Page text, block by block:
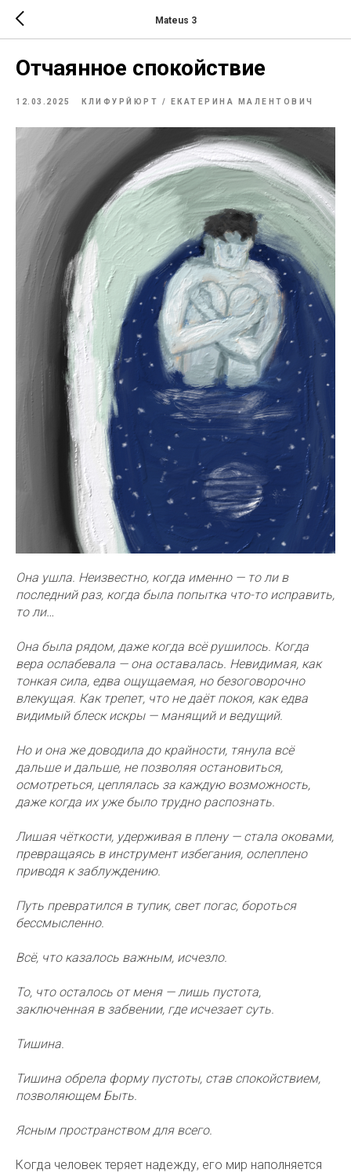
Mateus 3
Отчаянное спокойствие
12.03.2025 КЛИФУРЙЮРТ / ЕКАТЕРИНА МАЛЕНТОВИЧ
Она ушла. Неизвестно, когда именно — то ли в
последний раз, когда была попытка что-то исправить,
то ли…
Она была рядом, даже когда всё рушилось. Когда
вера ослабевала — она оставалась. Невидимая, как
тонкая сила, едва ощущаемая, но безоговорочно
влекущая. Как трепет, что не даёт покоя, как едва
видимый блеск искры — манящий и ведущий.
Но и она же доводила до крайности, тянула всё
дальше и дальше, не позволяя остановиться,
осмотреться, цеплялась за каждую возможность,
даже когда их уже было трудно распознать.
Лишая чёткости, удерживая в плену — стала оковами,
превращаясь в инструмент избегания, ослеплено
приводя к заблуждению.
Путь превратился в тупик, свет погас, бороться
бессмысленно.
Всё, что казалось важным, исчезло.
То, что осталось от меня — лишь пустота,
заключенная в забвении, где исчезает суть.
Тишина.
Тишина обрела форму пустоты, став спокойствием,
позволяющем Быть.
Ясным пространством для всего.
Когда человек теряет надежду, его мир наполняется